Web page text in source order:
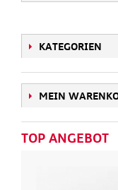
KATEGORIEN
MEIN
TOP ANGEBOT